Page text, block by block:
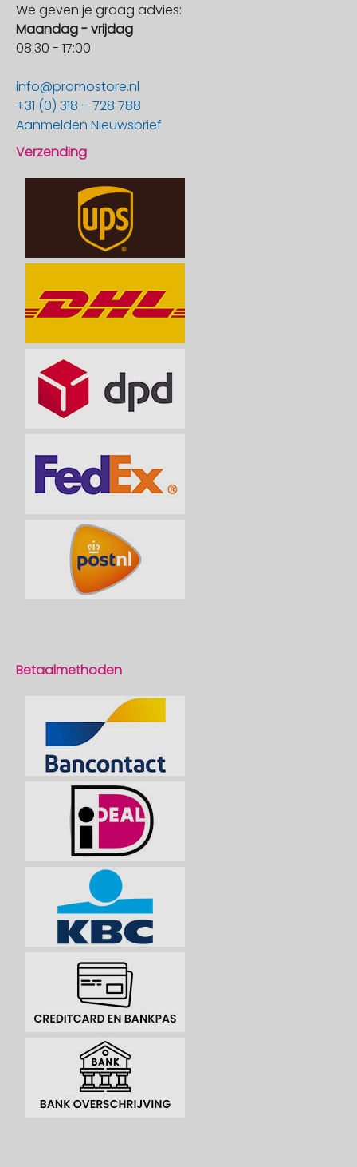
We geven je graag advies:
Maandag - vrijdag
08:30 - 17:00
info@promostore.nl
+31 (0) 318 – 728 788
Aanmelden Nieuwsbrief
Verzending
Betaalmethoden